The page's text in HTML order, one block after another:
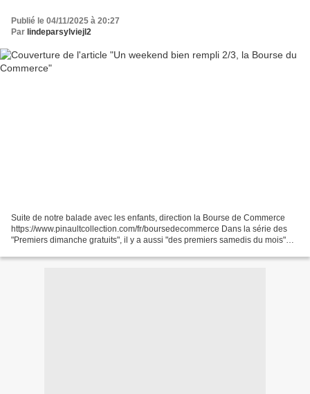
Publié le 04/11/2025 à 20:27
Par lindeparsylviejl2
Suite de notre balade avec les enfants, direction la Bourse de Commerce
https://www.pinaultcollection.com/fr/boursedecommerce Dans la série des
"Premiers dimanche gratuits", il y a aussi "des premiers samedis du mois"